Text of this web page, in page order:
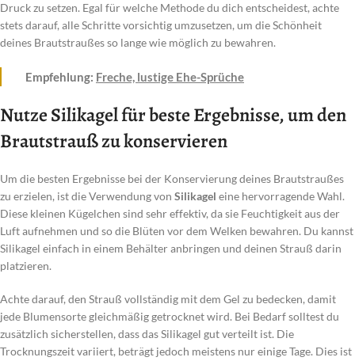
Druck zu setzen. Egal für welche Methode du dich entscheidest, achte
stets darauf, alle Schritte vorsichtig umzusetzen, um die Schönheit
deines Brautstraußes so lange wie möglich zu bewahren.
Empfehlung: Freche, lustige Ehe-Sprüche
Nutze Silikagel für beste Ergebnisse, um den
Brautstrauß zu konservieren
Um die besten Ergebnisse bei der Konservierung deines Brautstraußes
zu erzielen, ist die Verwendung von Silikagel eine hervorragende Wahl.
Diese kleinen Kügelchen sind sehr effektiv, da sie Feuchtigkeit aus der
Luft aufnehmen und so die Blüten vor dem Welken bewahren. Du kannst
Silikagel einfach in einem Behälter anbringen und deinen Strauß darin
platzieren.
Achte darauf, den Strauß vollständig mit dem Gel zu bedecken, damit
jede Blumensorte gleichmäßig getrocknet wird. Bei Bedarf solltest du
zusätzlich sicherstellen, dass das Silikagel gut verteilt ist. Die
Trocknungszeit variiert, beträgt jedoch meistens nur einige Tage. Dies ist